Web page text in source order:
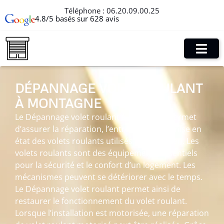
Téléphone : 06.20.09.00.25
4.8/5 basés sur 628 avis
DÉPANNAGE VOLET ROULANT
À MONTAGNE
Le Dépannage volet roulant à Montagne permet
d’assurer la réparation, l’entretien et la remise en
état des volets roulants utilisés au quotidien. Les
volets roulants sont des équipements essentiels
pour la sécurité et le confort d’un logement. Les
mécanismes peuvent se détériorer avec le temps.
Le Dépannage volet roulant permet ainsi de
restaurer le fonctionnement du volet roulant.
Lorsque l’installation est motorisée, une réparation